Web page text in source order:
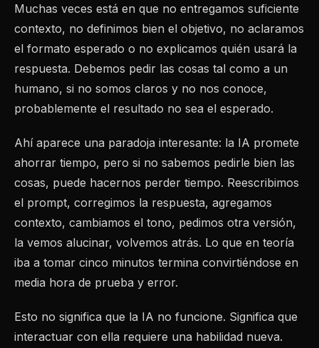
Muchas veces está en que no entregamos suficiente
contexto, no definimos bien el objetivo, no aclaramos
el formato esperado o no explicamos quién usará la
respuesta. Debemos pedir las cosas tal como a un
humano, si no somos claros y no nos conoce,
probablemente el resultado no sea el esperado.
Ahí aparece una paradoja interesante: la IA promete
ahorrar tiempo, pero si no sabemos pedirle bien las
cosas, puede hacernos perder tiempo. Reescribimos
el prompt, corregimos la respuesta, agregamos
contexto, cambiamos el tono, pedimos otra versión,
la vemos alucinar, volvemos atrás. Lo que en teoría
iba a tomar cinco minutos termina convirtiéndose en
media hora de prueba y error.
Esto no significa que la IA no funcione. Significa que
interactuar con ella requiere una habilidad nueva.